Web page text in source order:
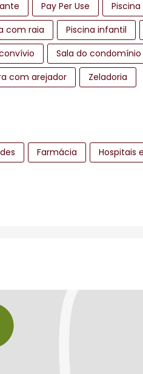
Pay Per Use Piscina
com raia Piscina infantil
Sala do condomínio
com arejador Zeladoria
Farmácia Hospitais